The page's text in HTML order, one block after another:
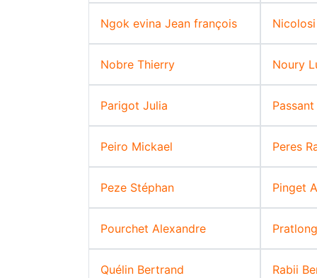
Ngok evina Jean françois
Nobre Thierry Noury
Parigot Julia
Peiro Mickael Peres
Peze Stéphan Pinget
Pourchet Alexandre
Quélin Bertrand Rabii